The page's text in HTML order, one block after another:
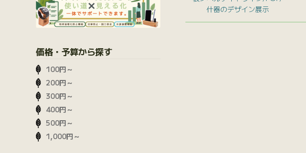
什器のデザイン展示
価格・予算から探す
100円～
200円～
300円～
400円～
500円～
1,000円～